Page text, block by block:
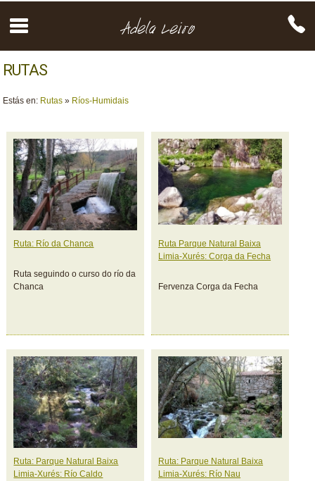
RUTAS
Estás en: Rutas » Ríos-Humidais
Ruta: Río da Chanca
Ruta seguindo o curso do río da
Chanca
Ruta Parque Natural Baixa
Limia-Xurés: Corga da Fecha
Fervenza Corga da Fecha
Ruta: Parque Natural Baixa
Limia-Xurés: Río Caldo
Ruta: Parque Natural Baixa
Limia-Xurés: Río Nau